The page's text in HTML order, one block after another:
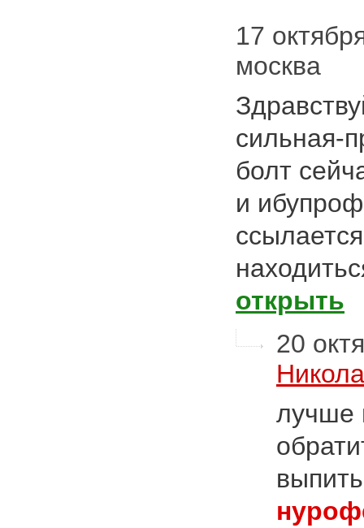
17
москва
сильная-
болт
и
открыть
20
лучше